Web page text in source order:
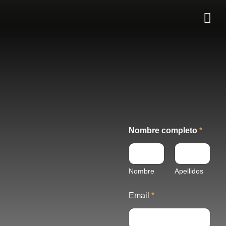
Nombre completo *
Nombre Apellidos
e
n
Email *